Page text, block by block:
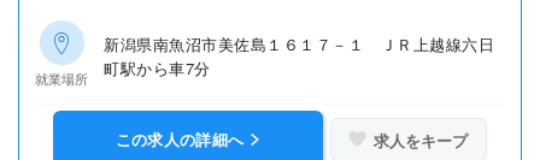
就業場所
新潟県南魚沼市美佐島１６１７－１ ＪＲ上越線六日
町駅から車7分
この求人の詳細へ 求人をキープ